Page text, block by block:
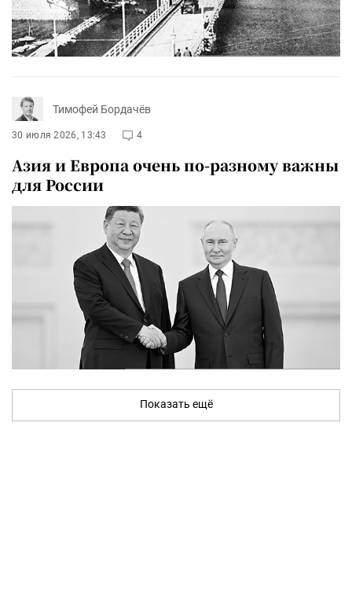
Тимофей Бордачёв
30 июля 2026, 13:43 4
Азия и Европа очень по-разному важны
для России
Показать ещё